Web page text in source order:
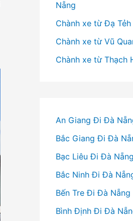
Nẵng
Chành xe từ Đạ
Chành xe từ Vũ
Chành xe từ Thạch
An Giang Đi Đà
Bắc Giang Đi Đà
Bạc Liêu Đi Đà Nẵng
Bắc Ninh Đi Đà
Bến Tre Đi Đà Nẵng
Bình Định Đi Đà